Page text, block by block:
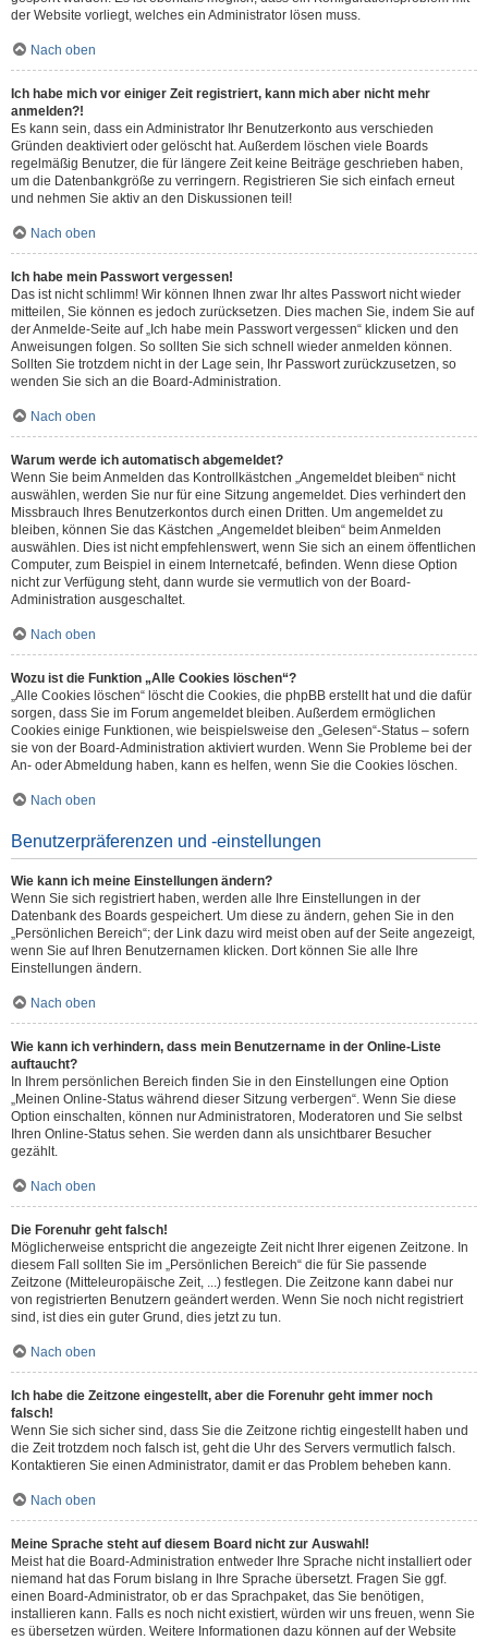
der Website vorliegt, welches ein Administrator lösen muss.
Nach oben
Ich habe mich vor einiger Zeit registriert, kann mich aber nicht mehr
anmelden?!
Es kann sein, dass ein Administrator Ihr Benutzerkonto aus verschieden
Gründen deaktiviert oder gelöscht hat. Außerdem löschen viele Boards
regelmäßig Benutzer, die für längere Zeit keine Beiträge geschrieben haben,
um die Datenbankgröße zu verringern. Registrieren Sie sich einfach erneut
und nehmen Sie aktiv an den Diskussionen teil!
Nach oben
Ich habe mein Passwort vergessen!
Das ist nicht schlimm! Wir können Ihnen zwar Ihr altes Passwort nicht wieder
mitteilen, Sie können es jedoch zurücksetzen. Dies machen Sie, indem Sie auf
der Anmelde-Seite auf „Ich habe mein Passwort vergessen“ klicken und den
Anweisungen folgen. So sollten Sie sich schnell wieder anmelden können.
Sollten Sie trotzdem nicht in der Lage sein, Ihr Passwort zurückzusetzen, so
wenden Sie sich an die Board-Administration.
Nach oben
Warum werde ich automatisch abgemeldet?
Wenn Sie beim Anmelden das Kontrollkästchen „Angemeldet bleiben“ nicht
auswählen, werden Sie nur für eine Sitzung angemeldet. Dies verhindert den
Missbrauch Ihres Benutzerkontos durch einen Dritten. Um angemeldet zu
bleiben, können Sie das Kästchen „Angemeldet bleiben“ beim Anmelden
auswählen. Dies ist nicht empfehlenswert, wenn Sie sich an einem öffentlichen
Computer, zum Beispiel in einem Internetcafé, befinden. Wenn diese Option
nicht zur Verfügung steht, dann wurde sie vermutlich von der Board-
Administration ausgeschaltet.
Nach oben
Wozu ist die Funktion „Alle Cookies löschen“?
„Alle Cookies löschen“ löscht die Cookies, die phpBB erstellt hat und die dafür
sorgen, dass Sie im Forum angemeldet bleiben. Außerdem ermöglichen
Cookies einige Funktionen, wie beispielsweise den „Gelesen“-Status – sofern
sie von der Board-Administration aktiviert wurden. Wenn Sie Probleme bei der
An- oder Abmeldung haben, kann es helfen, wenn Sie die Cookies löschen.
Nach oben
Benutzerpräferenzen und -einstellungen
Wie kann ich meine Einstellungen ändern?
Wenn Sie sich registriert haben, werden alle Ihre Einstellungen in der
Datenbank des Boards gespeichert. Um diese zu ändern, gehen Sie in den
„Persönlichen Bereich“; der Link dazu wird meist oben auf der Seite angezeigt,
wenn Sie auf Ihren Benutzernamen klicken. Dort können Sie alle Ihre
Einstellungen ändern.
Nach oben
Wie kann ich verhindern, dass mein Benutzername in der Online-Liste
auftaucht?
In Ihrem persönlichen Bereich finden Sie in den Einstellungen eine Option
„Meinen Online-Status während dieser Sitzung verbergen“. Wenn Sie diese
Option einschalten, können nur Administratoren, Moderatoren und Sie selbst
Ihren Online-Status sehen. Sie werden dann als unsichtbarer Besucher
gezählt.
Nach oben
Die Forenuhr geht falsch!
Möglicherweise entspricht die angezeigte Zeit nicht Ihrer eigenen Zeitzone. In
diesem Fall sollten Sie im „Persönlichen Bereich“ die für Sie passende
Zeitzone (Mitteleuropäische Zeit, ...) festlegen. Die Zeitzone kann dabei nur
von registrierten Benutzern geändert werden. Wenn Sie noch nicht registriert
sind, ist dies ein guter Grund, dies jetzt zu tun.
Nach oben
Ich habe die Zeitzone eingestellt, aber die Forenuhr geht immer noch
falsch!
Wenn Sie sich sicher sind, dass Sie die Zeitzone richtig eingestellt haben und
die Zeit trotzdem noch falsch ist, geht die Uhr des Servers vermutlich falsch.
Kontaktieren Sie einen Administrator, damit er das Problem beheben kann.
Nach oben
Meine Sprache steht auf diesem Board nicht zur Auswahl!
Meist hat die Board-Administration entweder Ihre Sprache nicht installiert oder
niemand hat das Forum bislang in Ihre Sprache übersetzt. Fragen Sie ggf.
einen Board-Administrator, ob er das Sprachpaket, das Sie benötigen,
installieren kann. Falls es noch nicht existiert, würden wir uns freuen, wenn Sie
es übersetzen würden. Weitere Informationen dazu können auf der Website